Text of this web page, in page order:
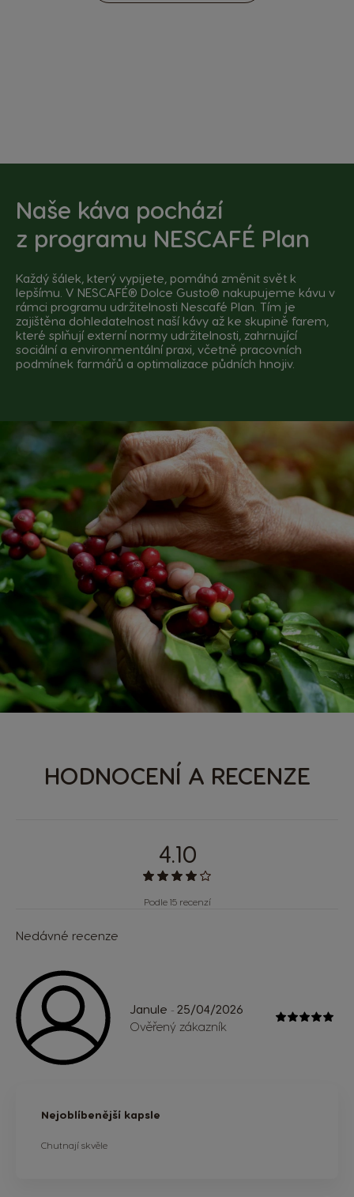
Naše káva pochází
z programu NESCAFÉ Plan
Každý šálek, který vypijete, pomáhá změnit svět k
lepšímu. V NESCAFÉ® Dolce Gusto® nakupujeme kávu v
rámci programu udržitelnosti Nescafé Plan. Tím je
zajištěna dohledatelnost naší kávy až ke skupině farem,
které splňují externí normy udržitelnosti, zahrnující
sociální a environmentální praxi, včetně pracovních
podmínek farmářů a optimalizace půdních hnojiv.
HODNOCENÍ A RECENZE
4.10
Podle 15 recenzí
Nedávné recenze
Janule - 25/04/2026
Ověřený zákazník
Nejoblíbenější kapsle
Chutnají skvěle